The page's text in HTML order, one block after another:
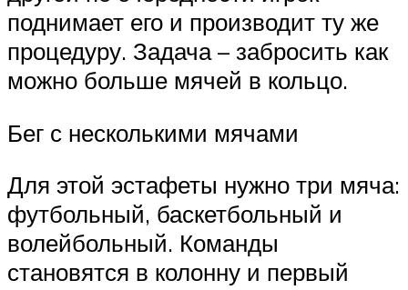
поднимает его и производит ту же
процедуру. Задача – забросить как
можно больше мячей в кольцо.
Бег с несколькими мячами
Для этой эстафеты нужно три мяча:
футбольный, баскетбольный и
волейбольный. Команды
становятся в колонну и первый